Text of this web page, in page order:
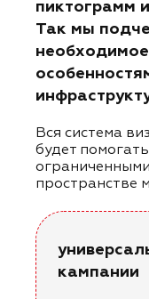
пиктограмм
Так мы
Вся система
будет
пространстве
кампании